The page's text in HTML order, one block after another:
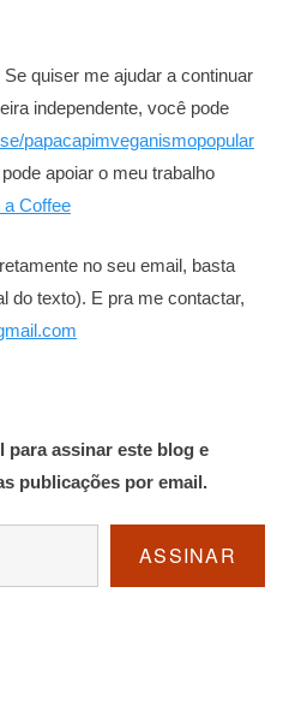
quiser me ajudar a continuar
independente, você pode
papacapimveganismopopular
apoiar o meu trabalho
Coffee
no seu email, basta
do texto). E pra me contactar,
para assinar este blog e
publicações por email.
ASSINAR